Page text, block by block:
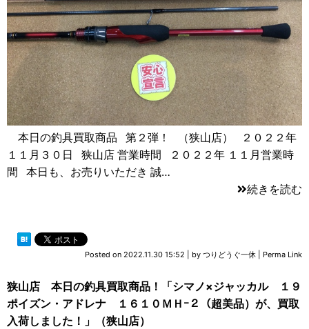
本日の釣具買取商品 第２弾！ （狭山店） ２０２２年
１１月３０日 狭山店 営業時間 ２０２２年 １１月営業時
間 本日も、お売りいただき 誠…
続きを読む
Posted on 2022.11.30 15:52 by つりどうぐ一休 Perma Link
狭山店 本日の釣具買取商品！「シマノ×ジャッカル １９
ポイズン・アドレナ １６１０ＭＨｰ２（超美品）が、買取
入荷しました！」（狭山店）